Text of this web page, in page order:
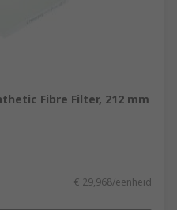
Fibre Filter, 212 mm
€ 29,968/eenheid